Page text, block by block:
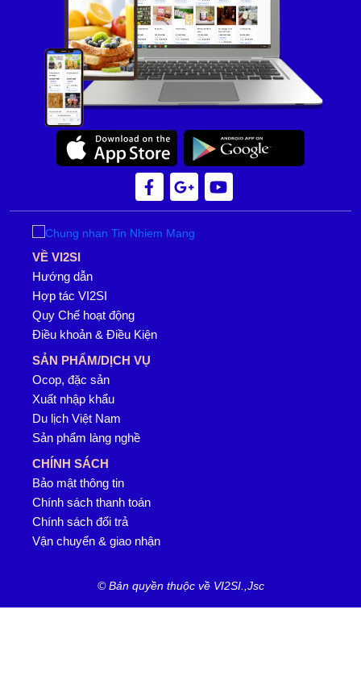
VỀ VI2SI
Hướng dẫn
Hợp tác VI2SI
Quy Chế hoạt động
Điều khoản & Điều Kiện
SẢN PHẨM/DỊCH VỤ
Ocop, đặc sản
Xuất nhập khẩu
Du lịch Việt Nam
Sản phẩm làng nghề
CHÍNH SÁCH
Bảo mật thông tin
Chính sách thanh toán
Chính sách đổi trả
Vận chuyển & giao nhận
© Bản quyền thuộc về VI2SI.,Jsc